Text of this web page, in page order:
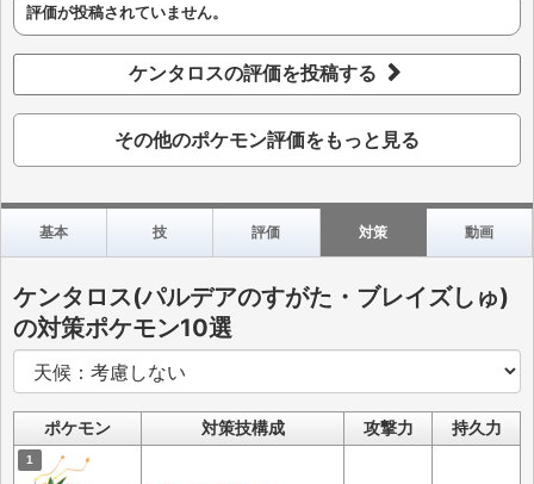
評価が投稿されていません。
ケンタロスの評価を投稿する
その他のポケモン評価をもっと見る
基本 技 評価 対策 動画
ケンタロス(パルデアのすがた・ブレイズしゅ)
の対策ポケモン10選
ポケモン 対策技構成 攻撃力 持久力